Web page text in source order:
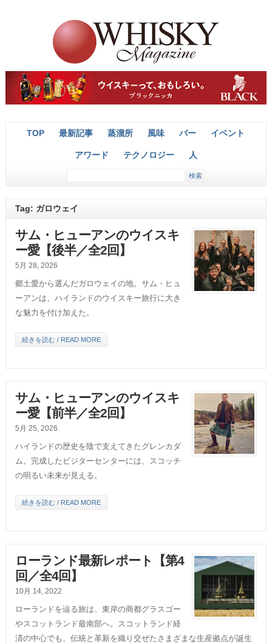
TOP 最新記事 蒸溜所 風味 バー イベント
アワード テクノロジー 人
Tag: ガロウェイ
サム・ヒューアンのウイスキ
ー愛【後半／全2回】
5月 28, 2026
郷土愛から選んだガロウェイの地。サム・ヒュ
ーアンは、ハイランドのウイスキー旅行に大き
な魅力を付け加えた。
続きを読む / READ MORE
サム・ヒューアンのウイスキ
ー愛【前半／全2回】
5月 25, 2026
ハイランドの歴史を陰で支えてきたグレンカダ
ム。完成したビジターセンターには、スコッチ
の明るい未来が見える。
続きを読む / READ MORE
ローランド最新レポート【第4
回／全4回】
10月 14, 2022
ローランドを辿る旅は、東岸の商都グラスゴー
やスコットランド最南部へ。スコットランド経
済の中心でも、伝統と革新を織り交ぜたさまざまな生産拠点が誕生